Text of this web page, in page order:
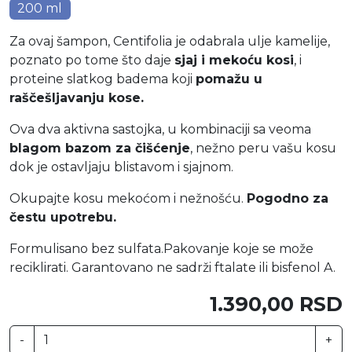
200 ml
Za ovaj šampon, Centifolia je odabrala ulje kamelije,
poznato po tome što daje sjaj i mekoću kosi, i
proteine slatkog badema koji pomažu u
raščešljavanju kose.
Ova dva aktivna sastojka, u kombinaciji sa veoma
blagom bazom za čišćenje, nežno peru vašu kosu
dok je ostavljaju blistavom i sjajnom.
Okupajte kosu mekoćom i nežnošću. Pogodno za
čestu upotrebu.
Formulisano bez sulfata.Pakovanje koje se može
reciklirati. Garantovano ne sadrži ftalate ili bisfenol A.
1.390,00 RSD
- +